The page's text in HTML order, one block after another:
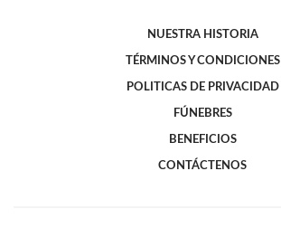
NUESTRA HISTORIA
TÉRMINOS Y CONDICIONES
POLITICAS DE PRIVACIDAD
FÚNEBRES
BENEFICIOS
CONTÁCTENOS